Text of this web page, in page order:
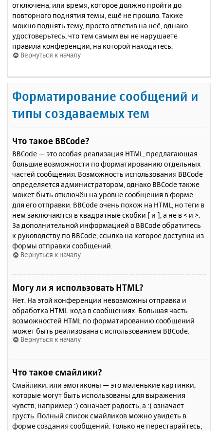
отключена, или время, которое должно пройти до
повторного поднятия темы, ещё не прошло. Также
можно поднять тему, просто ответив на неё, однако
удостоверьтесь, что тем самым вы не нарушаете
правила конференции, на которой находитесь.
Вернуться к началу
Форматирование сообщений и
типы создаваемых тем
Что такое BBCode?
BBCode — это особая реализация HTML, предлагающая
большие возможности по форматированию отдельных
частей сообщения. Возможность использования BBCode
определяется администратором, однако BBCode также
может быть отключён на уровне сообщения в форме
для его отправки. BBCode очень похож на HTML, но теги в
нём заключаются в квадратные скобки [ и ], а не в < и >.
За дополнительной информацией о BBCode обратитесь
к руководству по BBCode, ссылка на которое доступна из
формы отправки сообщений.
Вернуться к началу
Могу ли я использовать HTML?
Нет. На этой конференции невозможны отправка и
обработка HTML-кода в сообщениях. Большая часть
возможностей HTML по форматированию сообщений
может быть реализована с использованием BBCode.
Вернуться к началу
Что такое смайлики?
Смайлики, или эмотиконы — это маленькие картинки,
которые могут быть использованы для выражения
чувств, например :) означает радость, а :( означает
грусть. Полный список смайликов можно увидеть в
форме создания сообщений. Только не перестарайтесь,